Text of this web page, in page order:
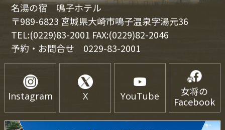
名湯の宿 鳴子ホテル
〒989-6823 宮城県大崎市鳴子温泉字湯元36
TEL:(0229)83-2001 FAX:(0229)82-2046
予約・お問合せ 0229-83-2001
Instagram X YouTube
女将の
Facebook